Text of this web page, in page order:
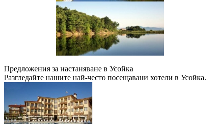
Предложения за настаняване в Усойка
Разгледайте нашите най-често посещавани хотели в Усойка.